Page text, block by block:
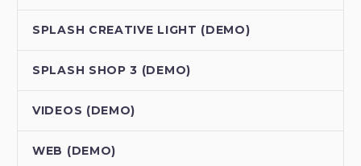
SPLASH CREATIVE LIGHT (DEMO)
SPLASH SHOP 3 (DEMO)
VIDEOS (DEMO)
WEB (DEMO)